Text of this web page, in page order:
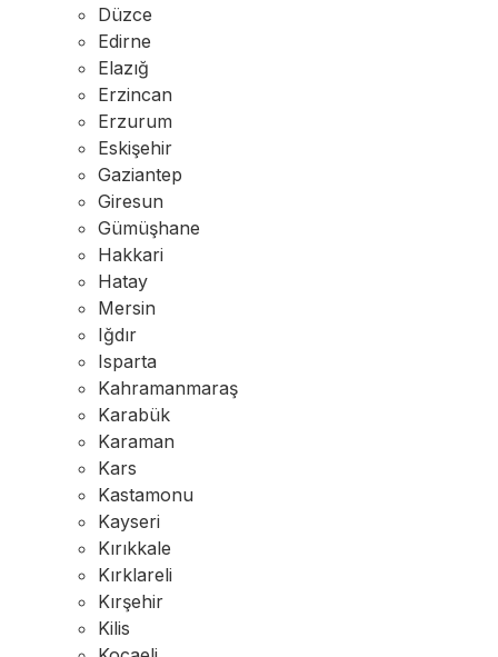
Düzce
Edirne
Elazığ
Erzincan
Erzurum
Eskişehir
Gaziantep
Giresun
Gümüşhane
Hakkari
Hatay
Mersin
Iğdır
Isparta
Kahramanmaraş
Karabük
Karaman
Kars
Kastamonu
Kayseri
Kırıkkale
Kırklareli
Kırşehir
Kilis